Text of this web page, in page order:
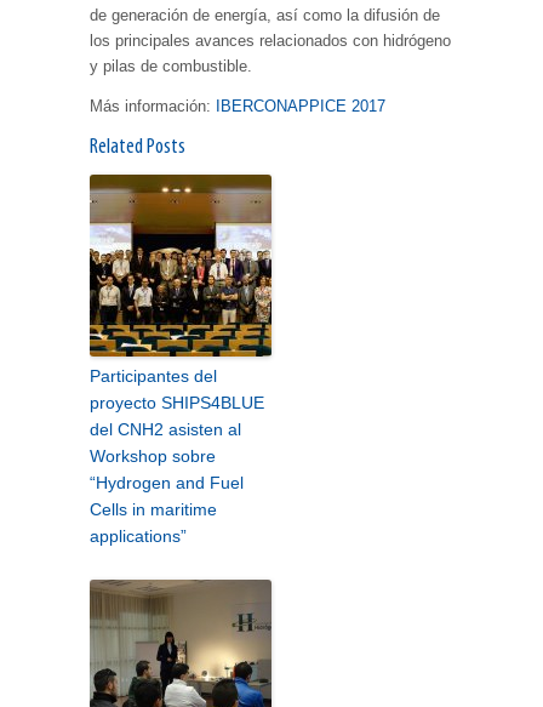
de generación de energía, así como la difusión de
los principales avances relacionados con hidrógeno
y pilas de combustible.
Más información: IBERCONAPPICE 2017
Related Posts
Participantes del
proyecto SHIPS4BLUE
del CNH2 asisten al
Workshop sobre
“Hydrogen and Fuel
Cells in maritime
applications”